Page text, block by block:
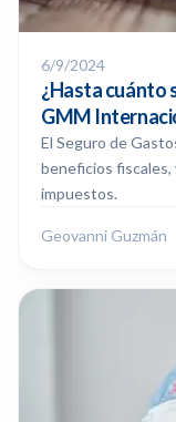
6/9/2024
¿Hasta cuánto
GMM
El Seguro de
beneficios fiscales,
impuestos.
Geovanni Guzmán